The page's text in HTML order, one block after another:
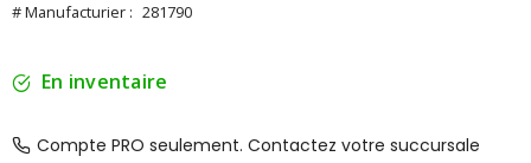
# Manufacturier : 281790
En inventaire
Compte PRO seulement. Contactez votre succursale